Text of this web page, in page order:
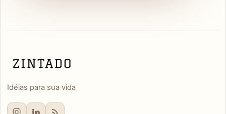
Idéias para sua vida